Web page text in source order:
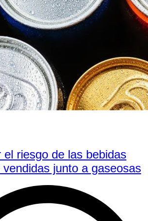
el riesgo de las bebidas
junto a gaseosas